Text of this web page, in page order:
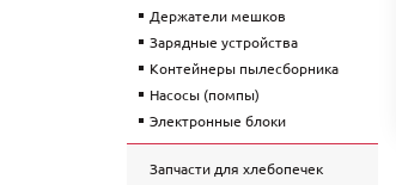
Держатели мешков
Зарядные устройства
Контейнеры пылесборника
Насосы (помпы)
Электронные блоки
Запчасти для хлебопечек